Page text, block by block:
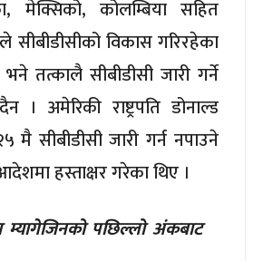
मेक्सिको, कोलम्बिया सहित
सीबीडीसीको विकास गरिरहेका
तत्कालै सीबीडीसी जारी गर्ने
। अमेरिकी राष्ट्रपति डोनाल्ड
मै सीबीडीसी जारी गर्न नपाउने
हस्ताक्षर गरेका थिए ।
म्यागेजिनको पछिल्लो अंकबाट